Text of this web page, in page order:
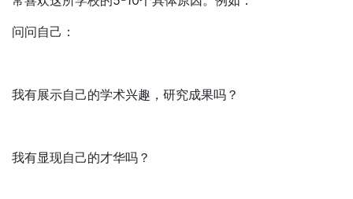
问问自己：
我有展示自己的学术兴趣，研究成果吗？
我有显现自己的才华吗？